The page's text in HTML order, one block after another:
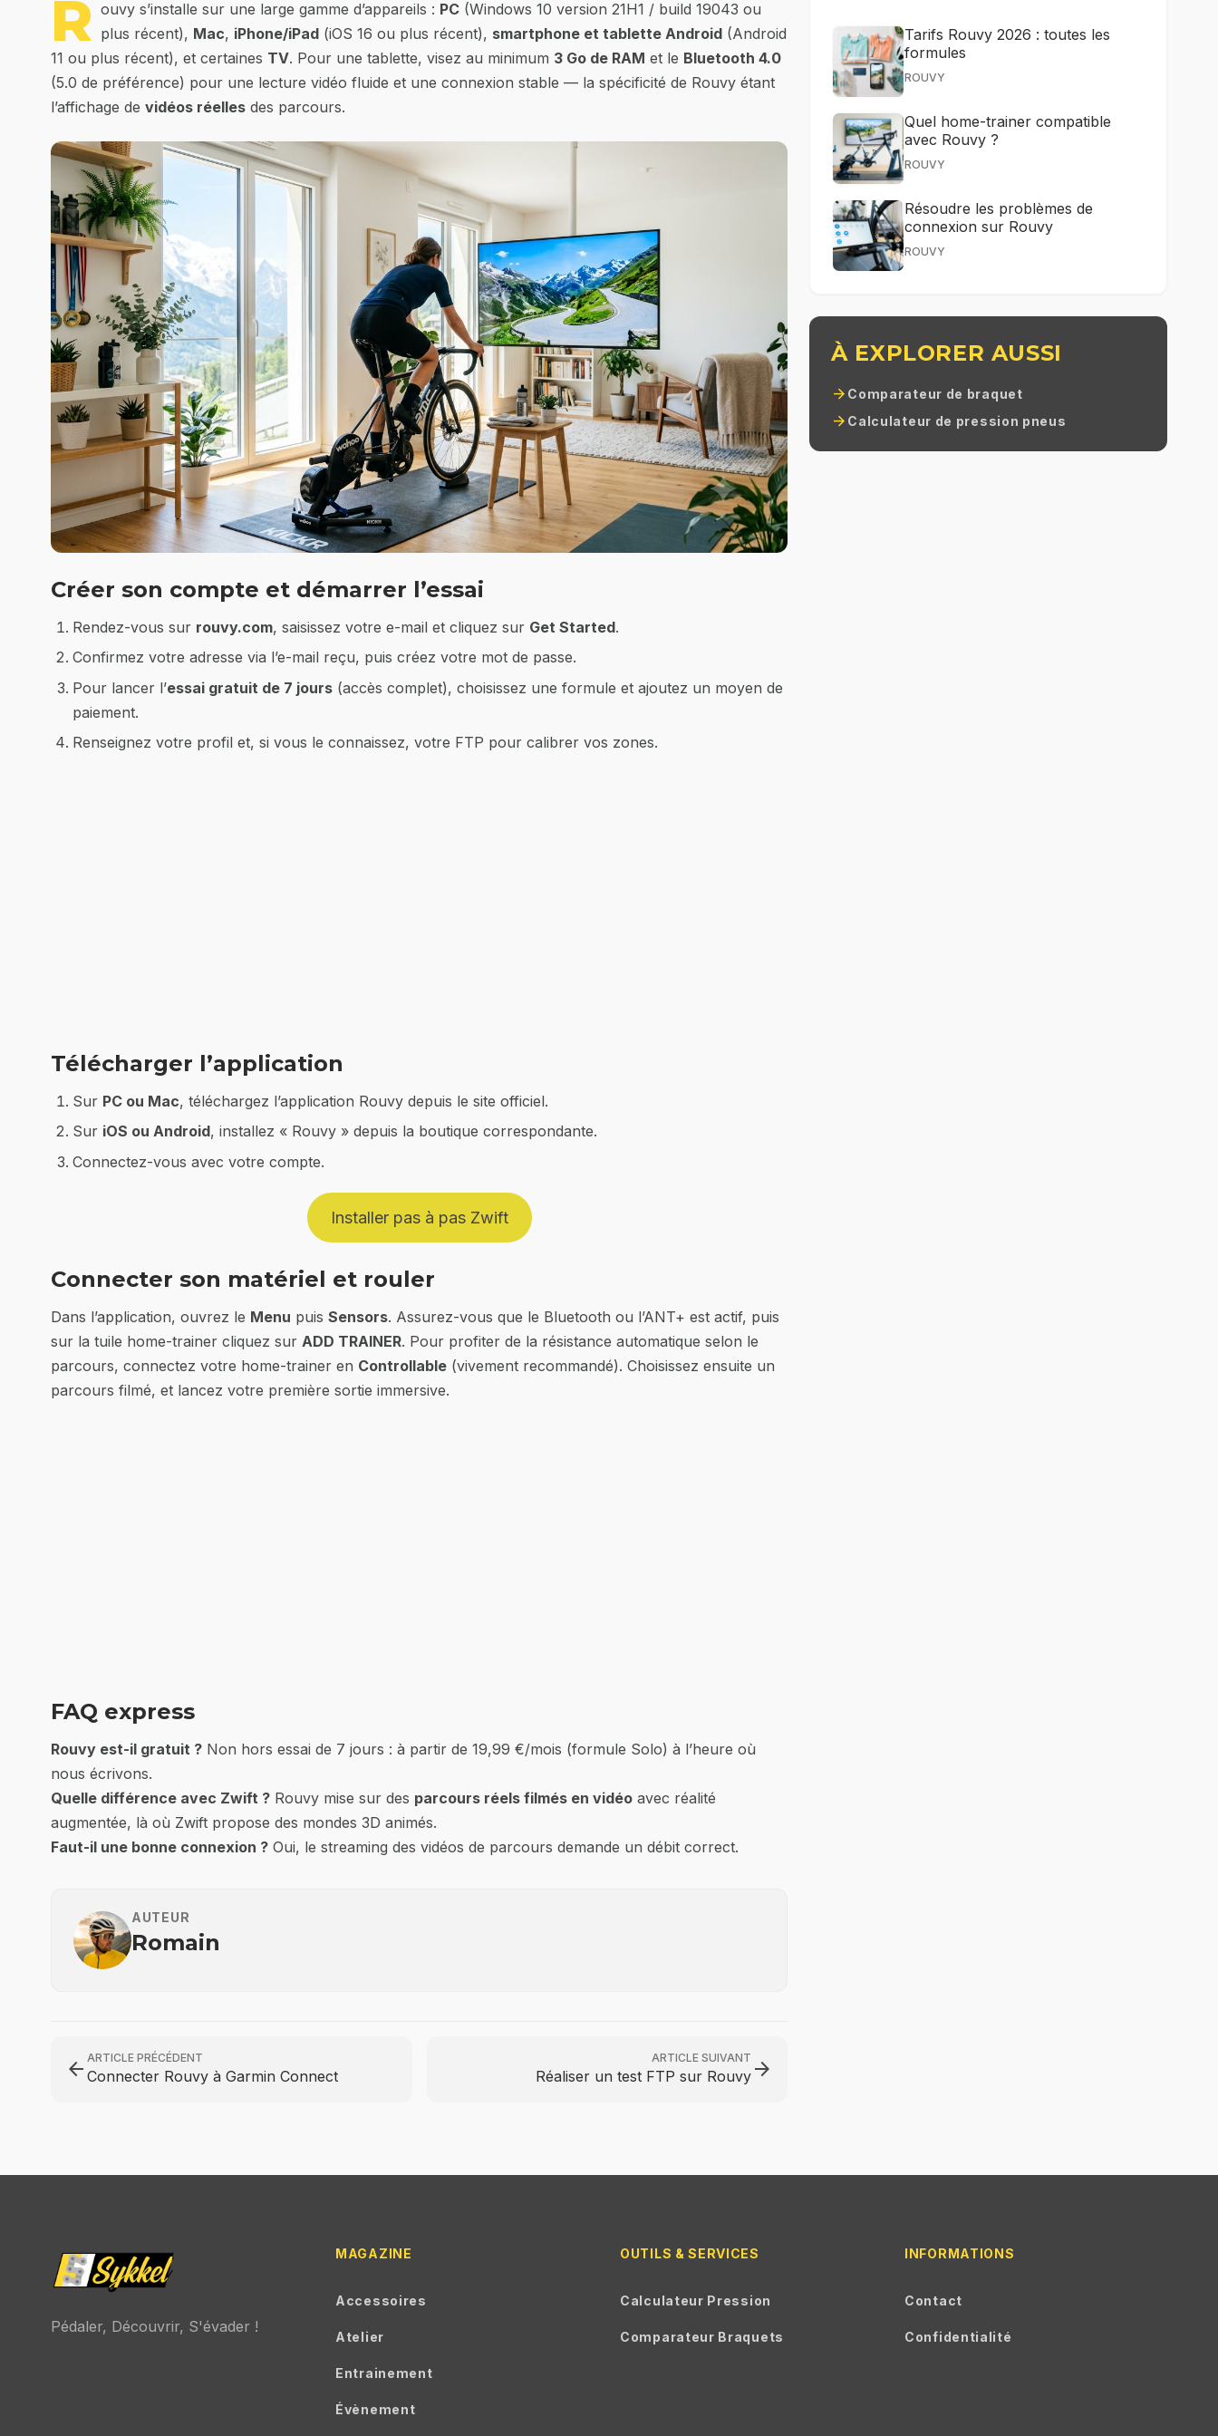
R ouvy s’installe sur une large gamme d’appareils : PC (Windows 10 version 21H1 / build 19043 ou
plus récent), Mac, iPhone/iPad (iOS 16 ou plus récent), smartphone et tablette Android (Android
11 ou plus récent), et certaines TV. Pour une tablette, visez au minimum 3 Go de RAM et le Bluetooth 4.0
(5.0 de préférence) pour une lecture vidéo fluide et une connexion stable — la spécificité de Rouvy étant
l’affichage de vidéos réelles des parcours.
Créer son compte et démarrer l’essai
Rendez-vous sur rouvy.com, saisissez votre e-mail et cliquez sur Get Started.
Confirmez votre adresse via l’e-mail reçu, puis créez votre mot de passe.
Pour lancer l’essai gratuit de 7 jours (accès complet), choisissez une formule et ajoutez un moyen de
paiement.
Renseignez votre profil et, si vous le connaissez, votre FTP pour calibrer vos zones.
Télécharger l’application
Sur PC ou Mac, téléchargez l’application Rouvy depuis le site officiel.
Sur iOS ou Android, installez « Rouvy » depuis la boutique correspondante.
Connectez-vous avec votre compte.
Installer pas à pas Zwift
Connecter son matériel et rouler
Dans l’application, ouvrez le Menu puis Sensors. Assurez-vous que le Bluetooth ou l’ANT+ est actif, puis
sur la tuile home-trainer cliquez sur ADD TRAINER. Pour profiter de la résistance automatique selon le
parcours, connectez votre home-trainer en Controllable (vivement recommandé). Choisissez ensuite un
parcours filmé, et lancez votre première sortie immersive.
FAQ express
Rouvy est-il gratuit ? Non hors essai de 7 jours : à partir de 19,99 €/mois (formule Solo) à l’heure où
nous écrivons.
Quelle différence avec Zwift ? Rouvy mise sur des parcours réels filmés en vidéo avec réalité
augmentée, là où Zwift propose des mondes 3D animés.
Faut-il une bonne connexion ? Oui, le streaming des vidéos de parcours demande un débit correct.
AUTEUR
Romain
arrow_back ARTICLE PRÉCÉDENT
Connecter Rouvy à Garmin Connect
ARTICLE SUIVANT
Réaliser un test FTP sur Rouvy arrow_forward
Tarifs Rouvy 2026 : toutes les
formules
ROUVY
Quel home-trainer compatible
avec Rouvy ?
ROUVY
Résoudre les problèmes de
connexion sur Rouvy
ROUVY
À EXPLORER AUSSI
arrow_forward Comparateur de braquet
arrow_forward Calculateur de pression pneus
Pédaler, Découvrir, S'évader !
MAGAZINE
Accessoires
Atelier
Entrainement
Évènement
OUTILS & SERVICES
Calculateur Pression
Comparateur Braquets
INFORMATIONS
Contact
Confidentialité